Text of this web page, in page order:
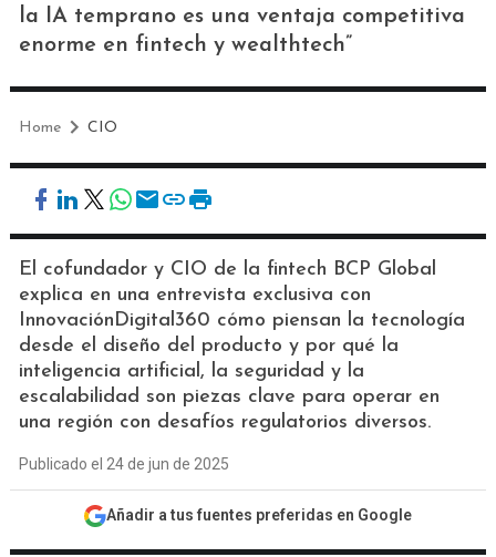
la IA temprano es una ventaja competitiva
enorme en fintech y wealthtech”
Home CIO
El cofundador y CIO de la fintech BCP Global
explica en una entrevista exclusiva con
InnovaciónDigital360 cómo piensan la tecnología
desde el diseño del producto y por qué la
inteligencia artificial, la seguridad y la
escalabilidad son piezas clave para operar en
una región con desafíos regulatorios diversos.
Publicado el 24 de jun de 2025
Añadir a tus fuentes preferidas en Google